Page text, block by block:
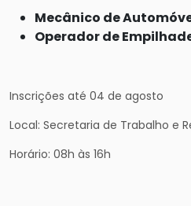
Mecânico de
Operador de
Inscrições até 04 de agosto
Local: Secretaria de Trabalho e
Horário: 08h às 16h